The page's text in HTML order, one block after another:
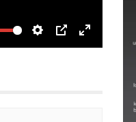
Settings
PIP Enter